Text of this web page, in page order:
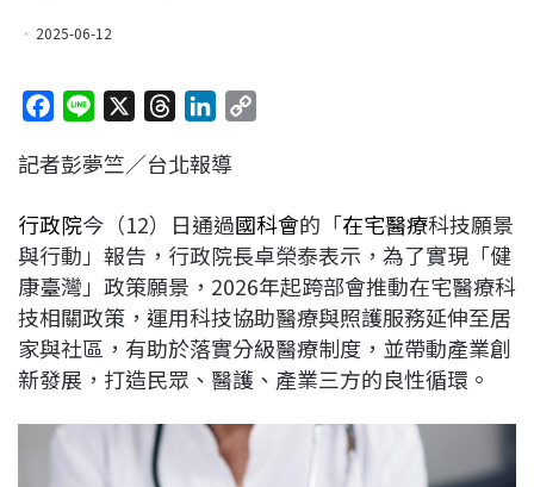
2025-06-12
c
b
o
o
k
n
r
a
d
s
n
e
d
I
n
L
i
n
k
記者彭夢竺／台北報導
行政院今（12）日通過國科會的「在宅醫療科技願景
與行動」報告，行政院長卓榮泰表示，為了實現「健
康臺灣」政策願景，2026年起跨部會推動在宅醫療科
技相關政策，運用科技協助醫療與照護服務延伸至居
家與社區，有助於落實分級醫療制度，並帶動產業創
新發展，打造民眾、醫護、產業三方的良性循環。